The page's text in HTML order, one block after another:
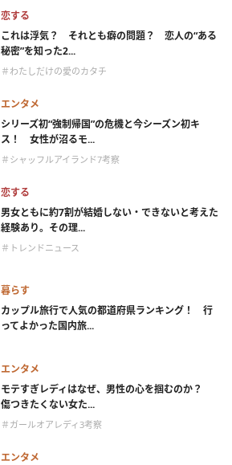
恋する
これは浮気？ それとも癖の問題？ 恋人の“ある
秘密”を知った2...
＃わたしだけの愛のカタチ
エンタメ
シリーズ初“強制帰国”の危機と今シーズン初キ
ス！ 女性が沼るモ...
＃シャッフルアイランド7考察
恋する
男女ともに約7割が結婚しない・できないと考えた
経験あり。その理...
＃トレンドニュース
暮らす
カップル旅行で人気の都道府県ランキング！ 行
ってよかった国内旅...
エンタメ
モテすぎレディはなぜ、男性の心を掴むのか？
傷つきたくない女た...
＃ガールオアレディ3考察
エンタメ